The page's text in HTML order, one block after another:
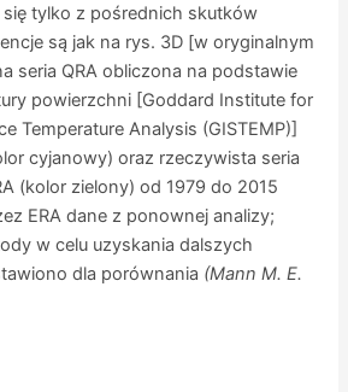
się tylko z pośrednich skutków
są jak na rys. 3D [w oryginalnym
seria QRA obliczona na podstawie
powierzchni [Goddard Institute for
Temperature Analysis (GISTEMP)]
cyjanowy) oraz rzeczywista seria
(kolor zielony) od 1979 do 2015
ERA dane z ponownej analizy;
w celu uzyskania dalszych
dla porównania (Mann M. E.